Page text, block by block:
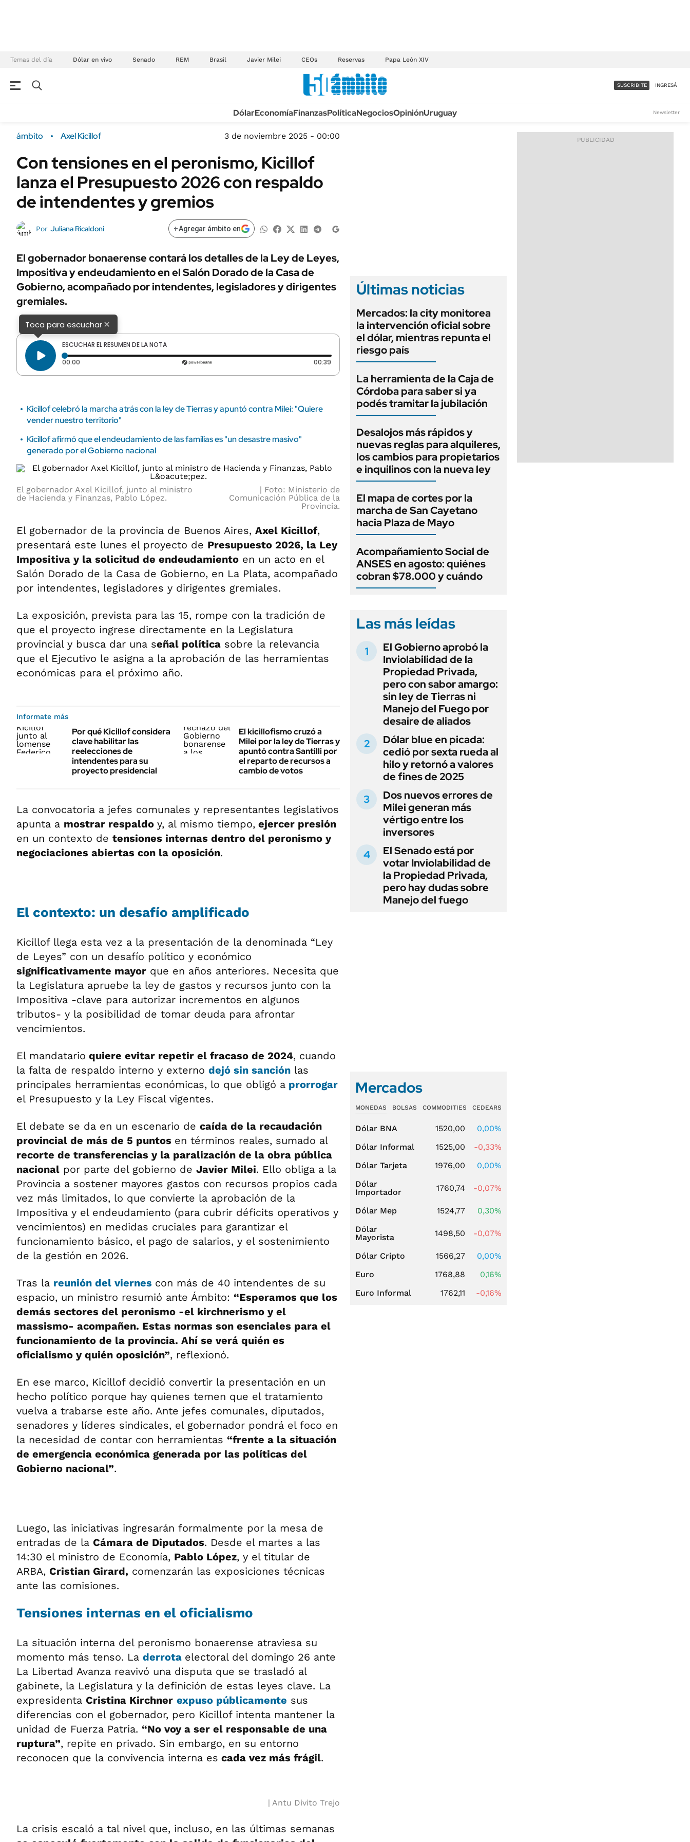
Temas del día Dólar en vivo Senado REM Brasil Javier Milei CEOs Reservas Papa León XIV
Campo
FINANZAS
Dólar
ÁMBITO DEBATE
Sustentabilidad
POLÍTICA
URUGUAY
TECNOLOGÍA
MÉXICO
MUNDO
INFORMACIÓN GENERAL
AUTOS
ACCESO FULL - $1.800/MES
SUSCRIBITE INGRESÁ
DólarEconomíaFinanzasPolíticaNegociosOpiniónUruguay Newsletter
ámbito Axel Kicillof 3 de noviembre 2025 - 00:00
Con tensiones en el peronismo, Kicillof
lanza el Presupuesto 2026 con respaldo
de intendentes y gremios
Por Juliana Ricaldoni +Agregar ámbito en
El gobernador bonaerense contará los detalles de la Ley de Leyes,
Impositiva y endeudamiento en el Salón Dorado de la Casa de
Gobierno, acompañado por intendentes, legisladores y dirigentes
gremiales.
Toca para escuchar×
ESCUCHAR EL RESUMEN DE LA NOTA
00:00 Tiempo transcurrido: 0 segundos 00:39 Duración: 39 segundos
Kicillof celebró la marcha atrás con la ley de Tierras y apuntó contra Milei: "Quiere
vender nuestro territorio"
Kicillof afirmó que el endeudamiento de las familias es "un desastre masivo"
generado por el Gobierno nacional
El gobernador Axel Kicillof, junto al ministro
de Hacienda y Finanzas, Pablo López.
Foto: Ministerio de
Comunicación Pública de la
Provincia.
El gobernador de la provincia de Buenos Aires, Axel Kicillof,
presentará este lunes el proyecto de Presupuesto 2026, la Ley
Impositiva y la solicitud de endeudamiento en un acto en el
Salón Dorado de la Casa de Gobierno, en La Plata, acompañado
por intendentes, legisladores y dirigentes gremiales.
La exposición, prevista para las 15, rompe con la tradición de
que el proyecto ingrese directamente en la Legislatura
provincial y busca dar una señal política sobre la relevancia
que el Ejecutivo le asigna a la aprobación de las herramientas
económicas para el próximo año.
Informate más
Por qué Kicillof considera
clave habilitar las
reelecciones de
intendentes para su
proyecto presidencial
El kicillofismo cruzó a
Milei por la ley de Tierras y
apuntó contra Santilli por
el reparto de recursos a
cambio de votos
La convocatoria a jefes comunales y representantes legislativos
apunta a mostrar respaldo y, al mismo tiempo, ejercer presión
en un contexto de tensiones internas dentro del peronismo y
negociaciones abiertas con la oposición.
El contexto: un desafío amplificado
Kicillof llega esta vez a la presentación de la denominada “Ley
de Leyes” con un desafío político y económico
significativamente mayor que en años anteriores. Necesita que
la Legislatura apruebe la ley de gastos y recursos junto con la
Impositiva -clave para autorizar incrementos en algunos
tributos- y la posibilidad de tomar deuda para afrontar
vencimientos.
El mandatario quiere evitar repetir el fracaso de 2024, cuando
la falta de respaldo interno y externo dejó sin sanción las
principales herramientas económicas, lo que obligó a prorrogar
el Presupuesto y la Ley Fiscal vigentes.
El debate se da en un escenario de caída de la recaudación
provincial de más de 5 puntos en términos reales, sumado al
recorte de transferencias y la paralización de la obra pública
nacional por parte del gobierno de Javier Milei. Ello obliga a la
Provincia a sostener mayores gastos con recursos propios cada
vez más limitados, lo que convierte la aprobación de la
Impositiva y el endeudamiento (para cubrir déficits operativos y
vencimientos) en medidas cruciales para garantizar el
funcionamiento básico, el pago de salarios, y el sostenimiento
de la gestión en 2026.
Tras la reunión del viernes con más de 40 intendentes de su
espacio, un ministro resumió ante Ámbito: “Esperamos que los
demás sectores del peronismo -el kirchnerismo y el
massismo- acompañen. Estas normas son esenciales para el
funcionamiento de la provincia. Ahí se verá quién es
oficialismo y quién oposición”, reflexionó.
En ese marco, Kicillof decidió convertir la presentación en un
hecho político porque hay quienes temen que el tratamiento
vuelva a trabarse este año. Ante jefes comunales, diputados,
senadores y líderes sindicales, el gobernador pondrá el foco en
la necesidad de contar con herramientas “frente a la situación
de emergencia económica generada por las políticas del
Gobierno nacional”.
Luego, las iniciativas ingresarán formalmente por la mesa de
entradas de la Cámara de Diputados. Desde el martes a las
14:30 el ministro de Economía, Pablo López, y el titular de
ARBA, Cristian Girard, comenzarán las exposiciones técnicas
ante las comisiones.
Tensiones internas en el oficialismo
La situación interna del peronismo bonaerense atraviesa su
momento más tenso. La derrota electoral del domingo 26 ante
La Libertad Avanza reavivó una disputa que se trasladó al
gabinete, la Legislatura y la definición de estas leyes clave. La
expresidenta Cristina Kirchner expuso públicamente sus
diferencias con el gobernador, pero Kicillof intenta mantener la
unidad de Fuerza Patria. “No voy a ser el responsable de una
ruptura”, repite en privado. Sin embargo, en su entorno
reconocen que la convivencia interna es cada vez más frágil.
Antu Divito Trejo
La crisis escaló a tal nivel que, incluso, en las últimas semanas
Últimas noticias
Mercados: la city monitorea
la intervención oficial sobre
el dólar, mientras repunta el
riesgo país
La herramienta de la Caja de
Córdoba para saber si ya
podés tramitar la jubilación
Desalojos más rápidos y
nuevas reglas para alquileres,
los cambios para propietarios
e inquilinos con la nueva ley
El mapa de cortes por la
marcha de San Cayetano
hacia Plaza de Mayo
Acompañamiento Social de
ANSES en agosto: quiénes
cobran $78.000 y cuándo
Las más leídas
El Gobierno aprobó la
Inviolabilidad de la
Propiedad Privada,
pero con sabor amargo:
sin ley de Tierras ni
Manejo del Fuego por
desaire de aliados
Dólar blue en picada:
cedió por sexta rueda al
hilo y retornó a valores
de fines de 2025
Dos nuevos errores de
Milei generan más
vértigo entre los
inversores
El Senado está por
votar Inviolabilidad de
la Propiedad Privada,
pero hay dudas sobre
Manejo del fuego
Mercados
MONEDAS BOLSAS COMMODITIES CEDEARS
Dólar BNA 1520,00
0,00%
Dólar Informal
1525,00
-0,33%
Dólar Tarjeta
1976,00
0,00%
Dólar
Importador
1760,74 -0,07%
Dólar Mep 1524,77
0,30%
Dólar
Mayorista
1498,50 -0,07%
Dólar Cripto 1566,27
0,00%
Euro
1768,88
0,16%
Euro Informal
1762,11 -0,16%